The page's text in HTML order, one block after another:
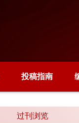
投稿指南
过刊浏览